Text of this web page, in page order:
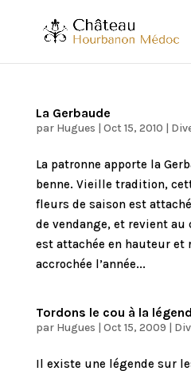
La Gerbaude
par Hugues | Oct 15, 2010 |
La patronne apporte la
benne. Vieille tradition,
fleurs de saison est
de vendange, et revient au
est attachée en hauteur et
accrochée l’année...
Tordons le cou à la
par Hugues | Oct 15, 2009 |
Il existe une légende sur